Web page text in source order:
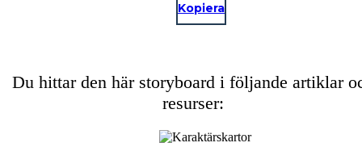
Kopiera
Du hittar den här storyboard i följande artiklar
resurser: